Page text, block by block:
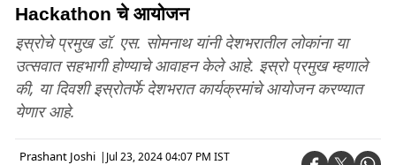
Hackathon चे आयोजन
इस्रोचे प्रमुख डॉ. एस. सोमनाथ यांनी देशभरातील लोकांना या
उत्सवात सहभागी होण्याचे आवाहन केले आहे. इस्रो प्रमुख म्हणाले
की, या दिवशी इस्रोतर्फे देशभरात कार्यक्रमांचे आयोजन करण्यात
येणार आहे.
Prashant Joshi | Jul 23, 2024 04:07 PM IST